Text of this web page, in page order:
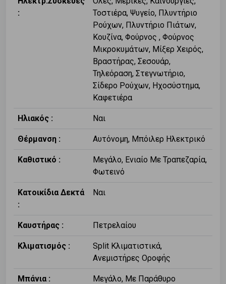
:
Τοστιέρα, Ψυγείο, Πλυντήριο
Ρούχων, Πλυντήριο Πιάτων,
Κουζίνα, Φούρνος , Φούρνος
Μικροκυμάτων, Μίξερ Χειρός,
Βραστήρας, Σεσουάρ,
Τηλεόραση, Στεγνωτήριο,
Σίδερο Ρούχων, Ηχοσύστημα,
Καφετιέρα
Ηλιακός : Ναι
Θέρμανση : Αυτόνομη, Μπόιλερ Ηλεκτρικό
Καθιστικό :
Μεγάλο, Ενιαίο Με Τραπεζαρία,
Φωτεινό
Κατοικίδια Δεκτά
:
Ναι
Καυστήρας : Πετρελαίου
Κλιματισμός :
Split Κλιματιστικά,
Ανεμιστήρες Οροφής
Μπάνια : Μεγάλο, Με Παράθυρο